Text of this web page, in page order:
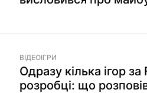
ВІДЕОІГРИ
Одразу кілька ігор
розробці: що